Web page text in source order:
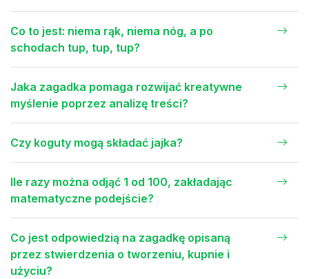
Co to jest: niema rąk, niema nóg, a po
schodach tup, tup, tup?
Jaka zagadka pomaga rozwijać kreatywne
myślenie poprzez analizę treści?
Czy koguty mogą składać jajka?
Ile razy można odjąć 1 od 100, zakładając
matematyczne podejście?
Co jest odpowiedzią na zagadkę opisaną
przez stwierdzenia o tworzeniu, kupnie i
użyciu?